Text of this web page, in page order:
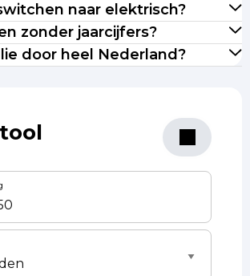
naar elektrisch?
zonder jaarcijfers?
door heel Nederland?